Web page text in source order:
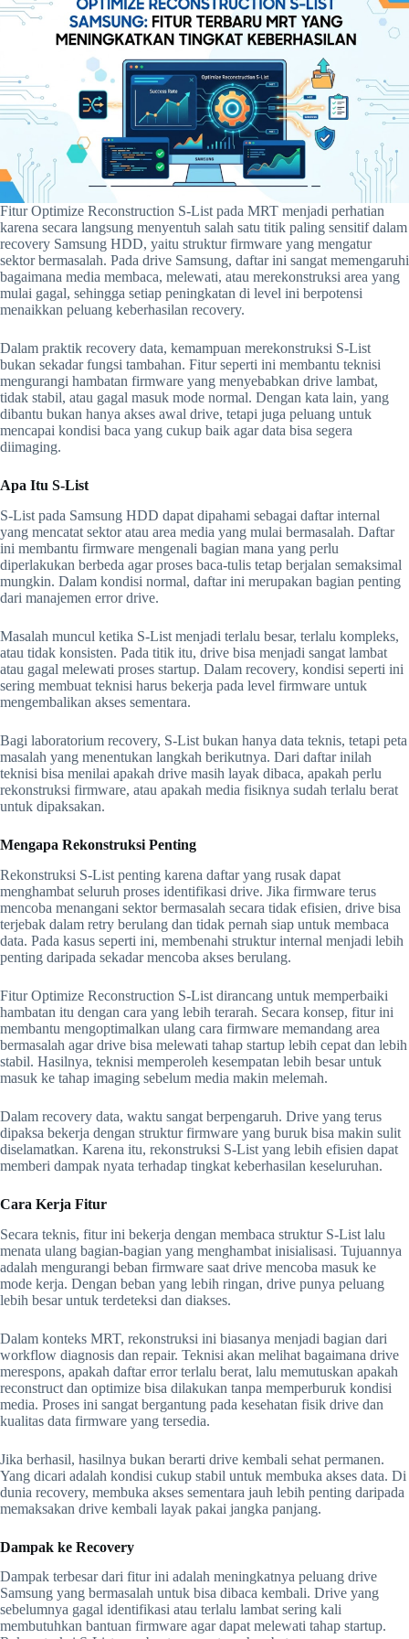
Fitur Optimize Reconstruction S-List pada MRT menjadi perhatian
karena secara langsung menyentuh salah satu titik paling sensitif dalam
recovery Samsung HDD, yaitu struktur firmware yang mengatur
sektor bermasalah. Pada drive Samsung, daftar ini sangat memengaruhi
bagaimana media membaca, melewati, atau merekonstruksi area yang
mulai gagal, sehingga setiap peningkatan di level ini berpotensi
menaikkan peluang keberhasilan recovery.
Dalam praktik recovery data, kemampuan merekonstruksi S-List
bukan sekadar fungsi tambahan. Fitur seperti ini membantu teknisi
mengurangi hambatan firmware yang menyebabkan drive lambat,
tidak stabil, atau gagal masuk mode normal. Dengan kata lain, yang
dibantu bukan hanya akses awal drive, tetapi juga peluang untuk
mencapai kondisi baca yang cukup baik agar data bisa segera
diimaging.
Apa Itu S-List
S-List pada Samsung HDD dapat dipahami sebagai daftar internal
yang mencatat sektor atau area media yang mulai bermasalah. Daftar
ini membantu firmware mengenali bagian mana yang perlu
diperlakukan berbeda agar proses baca-tulis tetap berjalan semaksimal
mungkin. Dalam kondisi normal, daftar ini merupakan bagian penting
dari manajemen error drive.
Masalah muncul ketika S-List menjadi terlalu besar, terlalu kompleks,
atau tidak konsisten. Pada titik itu, drive bisa menjadi sangat lambat
atau gagal melewati proses startup. Dalam recovery, kondisi seperti ini
sering membuat teknisi harus bekerja pada level firmware untuk
mengembalikan akses sementara.
Bagi laboratorium recovery, S-List bukan hanya data teknis, tetapi peta
masalah yang menentukan langkah berikutnya. Dari daftar inilah
teknisi bisa menilai apakah drive masih layak dibaca, apakah perlu
rekonstruksi firmware, atau apakah media fisiknya sudah terlalu berat
untuk dipaksakan.
Mengapa Rekonstruksi Penting
Rekonstruksi S-List penting karena daftar yang rusak dapat
menghambat seluruh proses identifikasi drive. Jika firmware terus
mencoba menangani sektor bermasalah secara tidak efisien, drive bisa
terjebak dalam retry berulang dan tidak pernah siap untuk membaca
data. Pada kasus seperti ini, membenahi struktur internal menjadi lebih
penting daripada sekadar mencoba akses berulang.
Fitur Optimize Reconstruction S-List dirancang untuk memperbaiki
hambatan itu dengan cara yang lebih terarah. Secara konsep, fitur ini
membantu mengoptimalkan ulang cara firmware memandang area
bermasalah agar drive bisa melewati tahap startup lebih cepat dan lebih
stabil. Hasilnya, teknisi memperoleh kesempatan lebih besar untuk
masuk ke tahap imaging sebelum media makin melemah.
Dalam recovery data, waktu sangat berpengaruh. Drive yang terus
dipaksa bekerja dengan struktur firmware yang buruk bisa makin sulit
diselamatkan. Karena itu, rekonstruksi S-List yang lebih efisien dapat
memberi dampak nyata terhadap tingkat keberhasilan keseluruhan.
Cara Kerja Fitur
Secara teknis, fitur ini bekerja dengan membaca struktur S-List lalu
menata ulang bagian-bagian yang menghambat inisialisasi. Tujuannya
adalah mengurangi beban firmware saat drive mencoba masuk ke
mode kerja. Dengan beban yang lebih ringan, drive punya peluang
lebih besar untuk terdeteksi dan diakses.
Dalam konteks MRT, rekonstruksi ini biasanya menjadi bagian dari
workflow diagnosis dan repair. Teknisi akan melihat bagaimana drive
merespons, apakah daftar error terlalu berat, lalu memutuskan apakah
reconstruct dan optimize bisa dilakukan tanpa memperburuk kondisi
media. Proses ini sangat bergantung pada kesehatan fisik drive dan
kualitas data firmware yang tersedia.
Jika berhasil, hasilnya bukan berarti drive kembali sehat permanen.
Yang dicari adalah kondisi cukup stabil untuk membuka akses data. Di
dunia recovery, membuka akses sementara jauh lebih penting daripada
memaksakan drive kembali layak pakai jangka panjang.
Dampak ke Recovery
Dampak terbesar dari fitur ini adalah meningkatnya peluang drive
Samsung yang bermasalah untuk bisa dibaca kembali. Drive yang
sebelumnya gagal identifikasi atau terlalu lambat sering kali
membutuhkan bantuan firmware agar dapat melewati tahap startup.